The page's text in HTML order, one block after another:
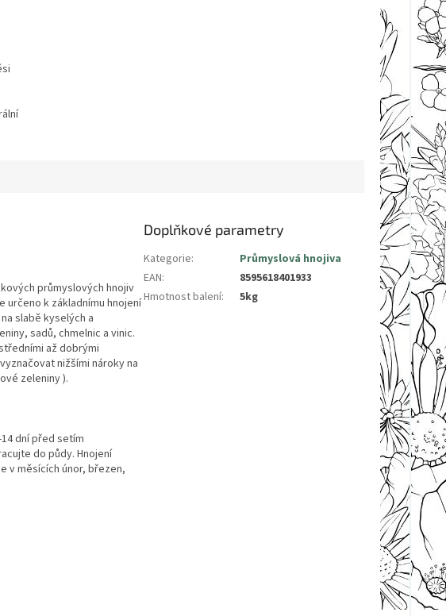
průmyslových hnojiv
určeno k základnímu hnojení
slabě kyselých a
sadů, chmelnic a vinic.
až dobrými
nižšími nároky na
zeleniny ).
dní před setím
do půdy. Hnojení
v měsících únor, březen,
Doplňkové parametry
Kategorie:
Průmyslová hnojiva
EAN:
8595618401933
Hmotnost balení: 5kg